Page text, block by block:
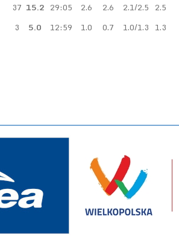
37 15.2 29:05 2.6 2.6 2.1/2.5 2.5
3 5.0 12:59 1.0 0.7 1.0/1.3 1.3